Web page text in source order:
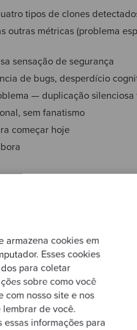
armazena cookies em
Esses cookies
para coletar
sobre como você
com nosso site e nos
lembrar de você.
essas informações para
tipos de clones
outras métricas (problema
sensação de segurança
de bugs, desperdício
— duplicação silenciosa
sem fanatismo
começar hoje
está vendo o desconto
o bug — uma
Sobe pra produção.
cliente. Mesmo sintoma.
que você
quenão chama essa função
no controller. Outro
nunca foi corrigido.